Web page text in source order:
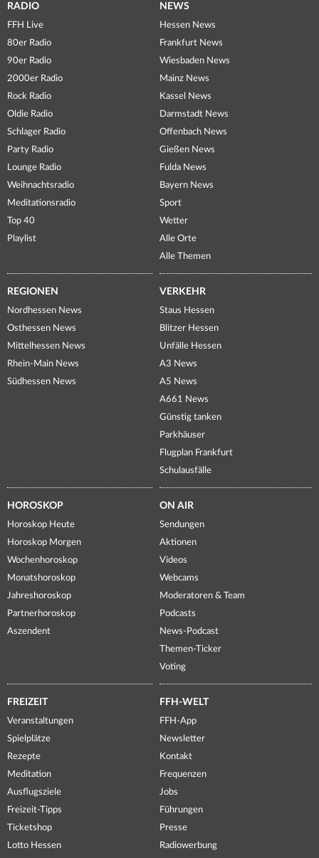
RADIO
FFH Live
80er Radio
90er Radio
2000er Radio
Rock Radio
Oldie Radio
Schlager Radio
Party Radio
Lounge Radio
Weihnachtsradio
Meditationsradio
Top 40
Playlist
NEWS
Hessen News
Frankfurt News
Wiesbaden News
Mainz News
Kassel News
Darmstadt News
Offenbach News
Gießen News
Fulda News
Bayern News
Sport
Wetter
Alle Orte
Alle Themen
REGIONEN
Nordhessen News
Osthessen News
Mittelhessen News
Rhein-Main News
Südhessen News
VERKEHR
Staus Hessen
Blitzer Hessen
Unfälle Hessen
A3 News
A5 News
A661 News
Günstig tanken
Parkhäuser
Flugplan Frankfurt
Schulausfälle
HOROSKOP
Horoskop Heute
Horoskop Morgen
Wochenhoroskop
Monatshoroskop
Jahreshoroskop
Partnerhoroskop
Aszendent
ON AIR
Sendungen
Aktionen
Videos
Webcams
Moderatoren & Team
Podcasts
News-Podcast
Themen-Ticker
Voting
FREIZEIT
Veranstaltungen
Spielplätze
Rezepte
Meditation
Ausflugsziele
Freizeit-Tipps
Ticketshop
Lotto Hessen
FFH-WELT
FFH-App
Newsletter
Kontakt
Frequenzen
Jobs
Führungen
Presse
Radiowerbung